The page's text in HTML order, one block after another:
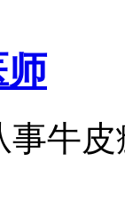
师
牛